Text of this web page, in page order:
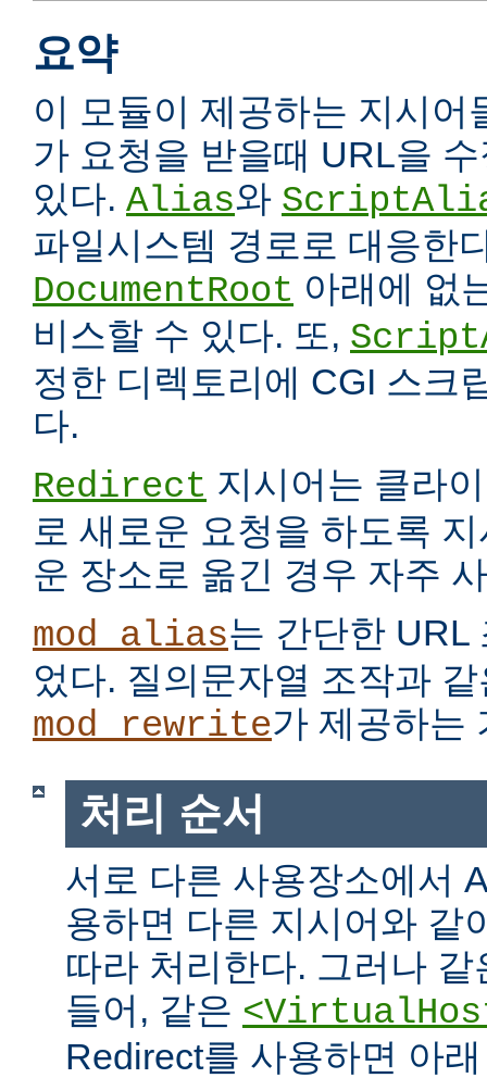
요약
이 모듈이 제공하는 지시어
가 요청을 받을때 URL을
있다. Alias와
파일시스템 경로로 대응한
DocumentRoot 아래에 없
비스할 수 있다. 또,
정한 디렉토리에 CGI 스크
다.
Redirect 지시어는 클라
로 새로운 요청을 하도록
운 장소로 옮긴 경우 자주
mod_alias는 간단한 URL
었다. 질의문자열 조작과
mod_rewrite가 제공하는
처리 순서
서로 다른 사용장소에서
용하면 다른 지시어와 같
따라 처리한다. 그러나
들어, 같은
Redirect를 사용하면 아